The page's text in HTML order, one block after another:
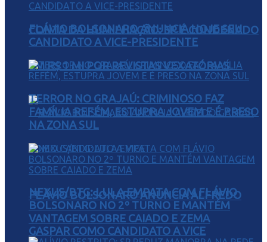
CONTA DA HUMILHAÇÃO: SP É CONDENADO
EM R$ 1 MI POR REVISTAS VEXATÓRIAS
FLÁVIO BOLSONARO ANUNCIA ALFREDO
GASPAR COMO CANDIDATO A VICE
FLÁVIO BOLSONARO ANUNCIA HOJE SEU
CANDIDATO A VICE-PRESIDENTE
TERROR NO GRAJAÚ: CRIMINOSO FAZ
FAMÍLIA REFÉM, ESTUPRA JOVEM E É PRESO
NA ZONA SUL
NEXUS/BTG: LULA EMPATA COM FLÁVIO
BOLSONARO NO 2º TURNO E MANTÉM
VANTAGEM SOBRE CAIADO E ZEMA